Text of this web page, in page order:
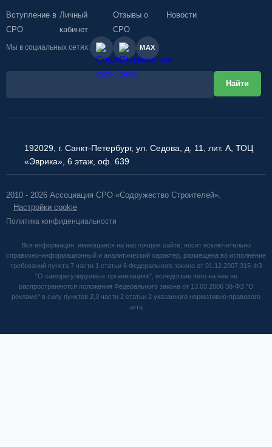
Вступление в
СРО
Личный
кабинет
Отзывы о
СРО
Новости
Мы в социальных сетях: MAX
192029, г. Санкт-Петербург, ул. Седова, д. 11, лит. А, ТОЦ
«Эврика», 6 этаж, оф. 639
2010 - 2026 Ассоциация СРО «Содружество Строителей».
Настройки cookie
Политика конфиденциальности
Вся информация, имеющаяся на настоящем сайте, носит исключительно
справочно-информационный и аналитический характер, размещена во исполнение
требований пункта 7 части 1 статьи 6 Федерального закона от 01.12.2007 315-ФЗ
"О саморегулируемых организациях", вследствие чего на нее не
распространяются положения Федерального закона от 13.03.2006 38-ФЗ "О
рекламе" в силу пунктов 2,3 части 2 статьи 2 указанного нормативно-правового
акта